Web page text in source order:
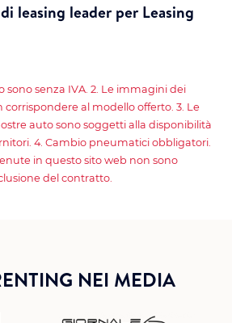
leasing leader per Leasing
sono senza IVA. 2. Le immagini dei
al modello offerto. 3. Le
auto sono soggetti alla disponibilità
4. Cambio pneumatici obbligatori.
in questo sito web non sono
del contratto.
NEI MEDIA